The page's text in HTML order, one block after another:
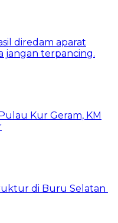
diredam aparat
jangan terpancing.
Kur Geram, KM
di Buru Selatan